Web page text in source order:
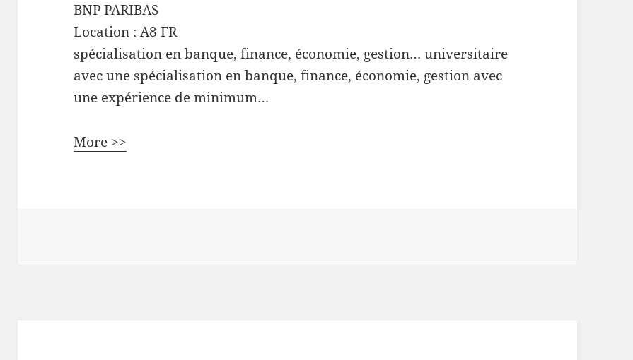
BNP PARIBAS
Location :A8 FR
spécialisation en banque, finance, économie, gestion… universitaire
avec une spécialisation en banque, finance, économie, gestion avec
une expérience de minimum…
More >>